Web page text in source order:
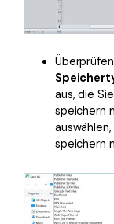
aus, die
speichern
speichern